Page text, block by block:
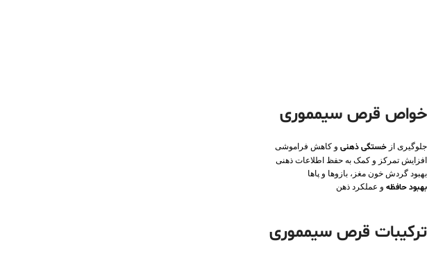
خواص قرص سیمموری
جلوگیری از خستگی ذهنی و کاهش فراموشی
افزایش تمرکز و کمک به حفظ اطلاعات ذهنی
بهبود گردش خون مغز، بازوها و پاها
بهبود حافظه و عملکرد ذهن
ترکیبات قرص سیمموری